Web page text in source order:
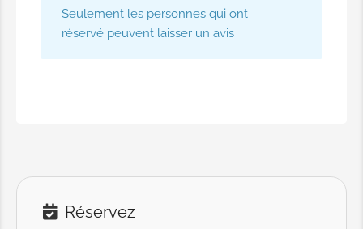
Seulement les personnes qui ont
réservé peuvent laisser un avis
Réservez